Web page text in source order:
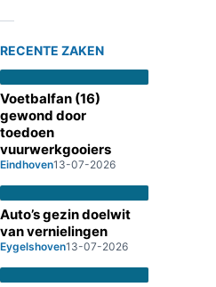
RECENTE ZAKEN
Voetbalfan (16)
gewond door
toedoen
vuurwerkgooiers
Eindhoven13-07-2026
Auto’s gezin doelwit
van vernielingen
Eygelshoven13-07-2026